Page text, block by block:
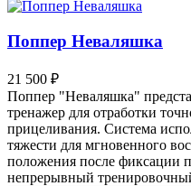
Поппер Неваляшка
21 500 ₽
Поппер "Неваляшка"
тренажер для отработки
прицеливания. Система
тяжести для мгновенного
положения после фиксации
непрерывный